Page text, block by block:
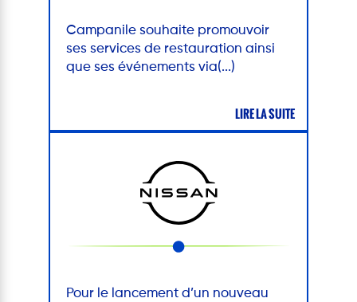
Campanile souhaite promouvoir
ses services de restauration ainsi
que ses événements via(...)
LIRE LA SUITE
Pour le lancement d’un nouveau